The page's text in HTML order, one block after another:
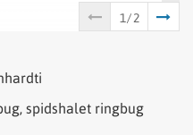
spidshalet ringbug